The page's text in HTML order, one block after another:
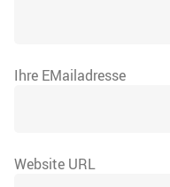
Ihre EMailadresse
Website URL